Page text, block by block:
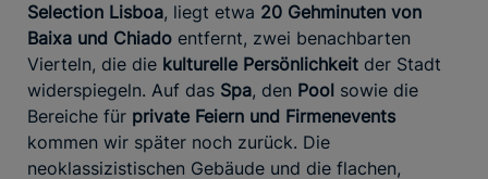
Selection Lisboa, liegt etwa 20 Gehminuten von
Baixa und Chiado entfernt, zwei benachbarten
Vierteln, die die kulturelle Persönlichkeit der Stadt
widerspiegeln. Auf das Spa, den Pool sowie die
Bereiche für private Feiern und Firmenevents
kommen wir später noch zurück. Die
neoklassizistischen Gebäude und die flachen,